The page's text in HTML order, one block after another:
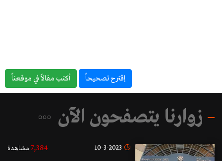
إقترح تصحيحاً أكتب مقالاً في موقعناً
زوارنا يتصفحون الآن
10-3-2023
7,384 مشاهدة